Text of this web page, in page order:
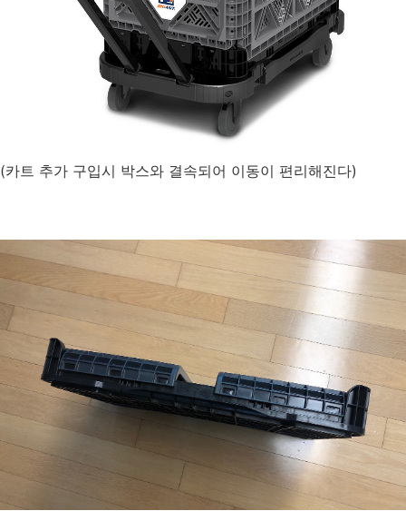
(카트 추가 구입시 박스와 결속되어 이동이 편리해진다)